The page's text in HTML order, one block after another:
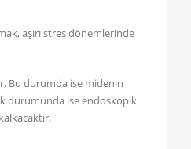
aşırı stres dönemlerinde
Bu durumda ise midenin
durumunda ise endoskopik